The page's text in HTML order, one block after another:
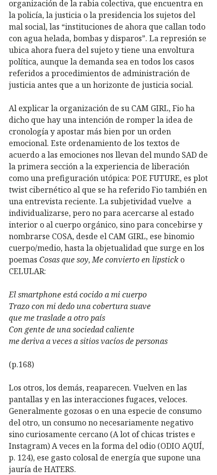
organización de la rabia colectiva, que encuentra en
la policía, la justicia o la presidencia los sujetos del
mal social, las “instituciones de ahora que callan todo
con agua helada, bombas y disparos”. La represión se
ubica ahora fuera del sujeto y tiene una envoltura
política, aunque la demanda sea en todos los casos
referidos a procedimientos de administración de
justicia antes que a un horizonte de justicia social.
Al explicar la organización de su CAM GIRL, Fio ha
dicho que hay una intención de romper la idea de
cronología y apostar más bien por un orden
emocional. Este ordenamiento de los textos de
acuerdo a las emociones nos llevan del mundo SAD de
la primera sección a la experiencia de liberación
como una prefiguración utópica: POE FUTURE, es plot
twist cibernético al que se ha referido Fio también en
una entrevista reciente. La subjetividad vuelve a
individualizarse, pero no para acercarse al estado
interior o al cuerpo orgánico, sino para concebirse y
nombrarse COSA, desde el CAM GIRL, ese binomio
cuerpo/medio, hasta la objetualidad que surge en los
poemas Cosas que soy, Me convierto en lipsticko
CELULAR:
El smartphone está cocido a mi cuerpo
Trazo con mi dedo una cobertura suave
que me traslade a otro país
Con gente de una sociedad caliente
me deriva a veces a sitios vacíos de personas
(p.168)
Los otros, los demás, reaparecen. Vuelven en las
pantallas y en las interacciones fugaces, veloces.
Generalmente gozosas o en una especie de consumo
del otro, un consumo no necesariamente negativo
sino curiosamente cercano (A lot of chicas tristes e
Instagram) A veces en la forma del odio (ODIO AQUÍ,
p. 124), ese gasto colosal de energía que supone una
jauría de HATERS.